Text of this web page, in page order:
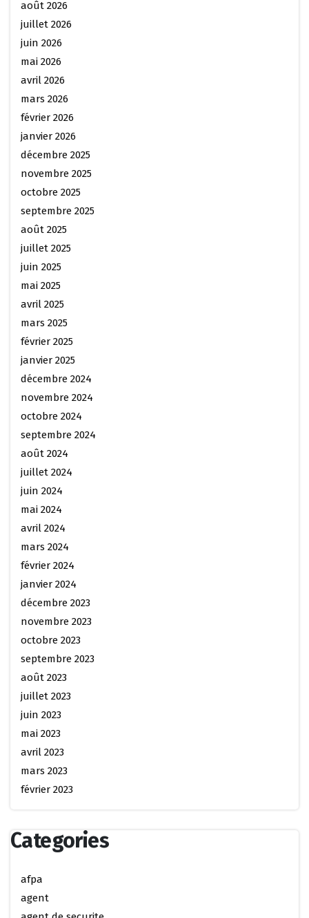
août 2026
juillet 2026
juin 2026
mai 2026
avril 2026
mars 2026
février 2026
janvier 2026
décembre 2025
novembre 2025
octobre 2025
septembre 2025
août 2025
juillet 2025
juin 2025
mai 2025
avril 2025
mars 2025
février 2025
janvier 2025
décembre 2024
novembre 2024
octobre 2024
septembre 2024
août 2024
juillet 2024
juin 2024
mai 2024
avril 2024
mars 2024
février 2024
janvier 2024
décembre 2023
novembre 2023
octobre 2023
septembre 2023
août 2023
juillet 2023
juin 2023
mai 2023
avril 2023
mars 2023
février 2023
Categories
afpa
agent